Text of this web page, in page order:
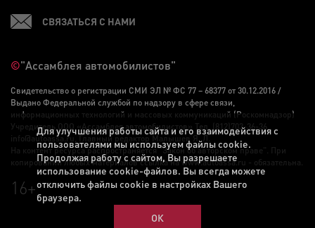
СВЯЗАТЬСЯ С НАМИ
©"Ассамблея автомобилистов"
Свидетельство о регистрации СМИ ЭЛ № ФС 77 – 68377 от 30.12.2016 /
Выдано Федеральной службой по надзору в сфере связи,
информационных технологий и массовых коммуникаций (Роскомнадзор)
Учредитель ООО «Ассамблея автомобилистов» Тел. (812)703-36-36,
info@autoassa.ru, Главный редактор Малышев Я. Л.
На контент ресурса распространяется "Закон об авторском праве". При
копировании любых материалов ссылка на www.autoassa.ru - обязательна.
16+
Для улучшения работы сайта и его взаимодействия с
пользователями мы используем файлы cookie.
Продолжая работу с сайтом, Вы разрешаете
использование cookie-файлов. Вы всегда можете
отключить файлы cookie в настройках Вашего
браузера.
ОК